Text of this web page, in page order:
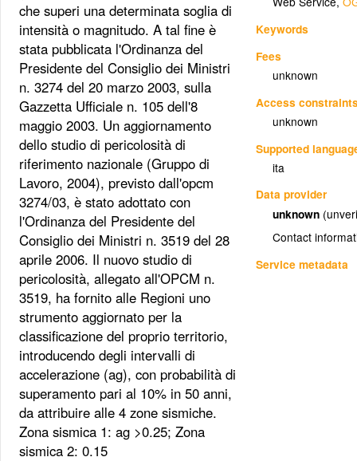
Keywords
Fees
unknown
Access
unknown
Supported
ita
Data provider
unknown
Contact
Service metadata
che superi una determinata soglia di
intensità o magnitudo. A tal fine è
stata pubblicata l'Ordinanza del
Presidente del Consiglio dei Ministri
n. 3274 del 20 marzo 2003, sulla
Gazzetta Ufficiale n. 105 dell'8
maggio 2003. Un aggiornamento
dello studio di pericolosità di
riferimento nazionale (Gruppo di
Lavoro, 2004), previsto dall'opcm
3274/03, è stato adottato con
l'Ordinanza del Presidente del
Consiglio dei Ministri n. 3519 del 28
aprile 2006. Il nuovo studio di
pericolosità, allegato all'OPCM n.
3519, ha fornito alle Regioni uno
strumento aggiornato per la
classificazione del proprio territorio,
introducendo degli intervalli di
accelerazione (ag), con probabilità di
superamento pari al 10% in 50 anni,
da attribuire alle 4 zone sismiche.
Zona sismica 1: ag >0.25; Zona
sismica 2: 0.15